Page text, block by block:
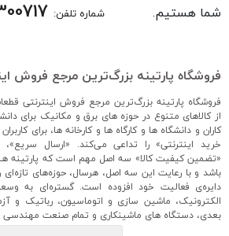
شما هستیم.
شماره تلفن:
فروشگاه پارتینه بزرگ‌ترین مرجع فروش
فروشگاه پارتینه بزرگ‌ترین مرجع فروش اینترنتی
از کالاهای متنوع در حوزه های برق و مکانیک برای
کاران و دانشگاه ها و کارگاه ها و کارخانه ها، برای
خرید اینترنتی» را تداعی می‌کند. «ارسال
«تضمین کیفیت کالا» سه اصل مهم است که پارتینه
باشد و با رعایت این سه اصل، هرسال، حوزه‌های
دایره‌ی فعالیت خود افزوده است. گستره‌ای به
الکترونیک، ماشین سازی و اتوماسیون، رباتیک و
بعدی، دستگاه های ماشینکاری و تمام صنعت مهندسی